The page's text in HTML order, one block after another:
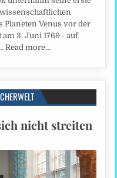
Planeten Venus vor der
3. Juni 1769 - auf
Read more…
nicht streiten